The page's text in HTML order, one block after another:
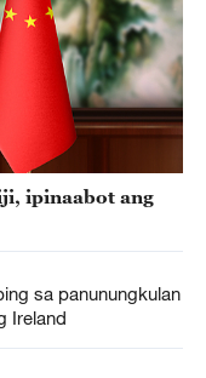
ipinaabot ang
sa panunungkulan
Ireland